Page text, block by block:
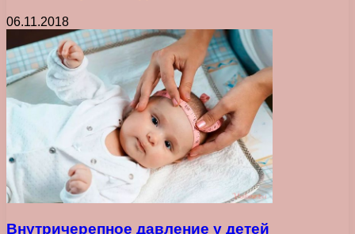
06.11.2018
Внутричерепное давление у детей